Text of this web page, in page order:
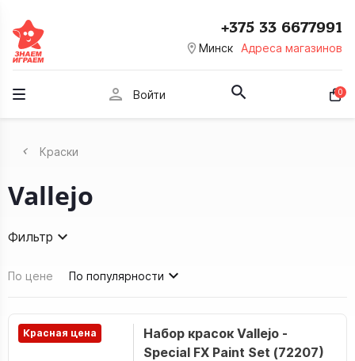
room Минск Адреса магазинов
+375 33 6677991
person Войти 0
Краски
Vallejo
Фильтр
По цене По популярности
Красная цена
Набор красок Vallejo -
Special FX Paint Set (72207)